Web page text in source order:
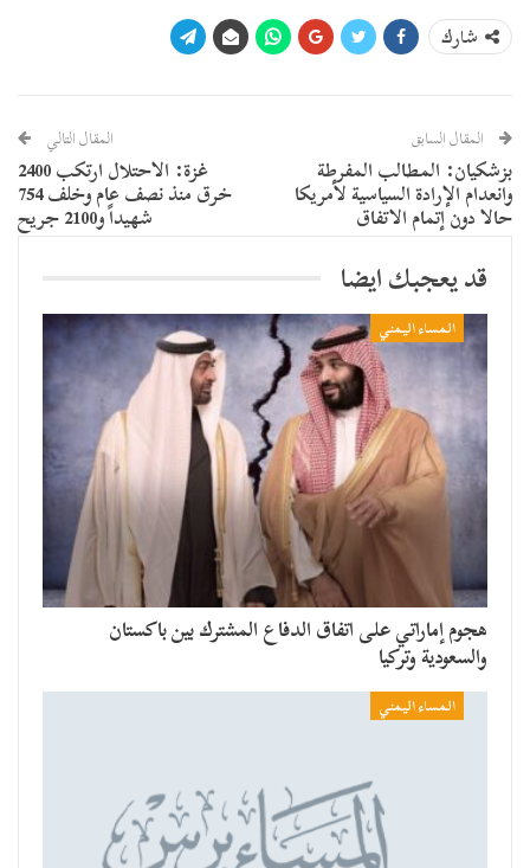
شارك
المقال السابق
بزشكيان: المطالب المفرطة
وانعدام الإرادة السياسية لأمريكا
حالا دون إتمام الاتفاق
المقال التالي
غزة: الاحتلال ارتكب 2400
خرق منذ نصف عام وخلف 754
شهيداً و2100 جريح
قد يعجبك ايضا
المساء اليمني
هجوم إماراتي على اتفاق الدفاع المشترك بين باكستان
والسعودية وتركيا
المساء اليمني